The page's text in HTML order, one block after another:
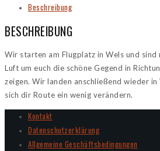
Beschreibung
BESCHREIBUNG
Wir starten am Flugplatz in Wels und
Luft um euch die schöne Gegend in
zeigen. Wir landen anschließend wieder
sich dir Route ein wenig verändern.
Kontakt
Datenschutzerklärung
Allgemeine Geschäftsbedingungen